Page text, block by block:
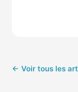
← Voir tous les